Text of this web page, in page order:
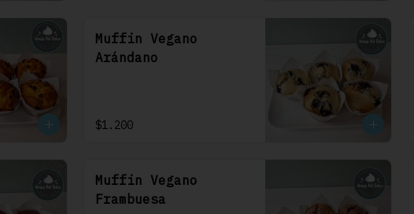
Muffin Vegano
Arándano
$1.200
Muffin Vegano
Frambuesa